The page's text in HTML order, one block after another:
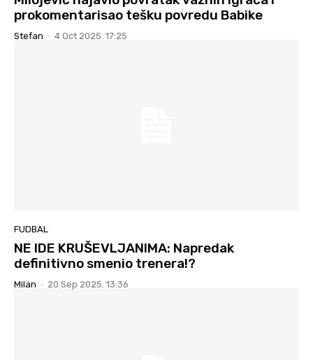
prokomentarisao tešku povredu Babike
Stefan - 4 Oct 2025. 17:25
FUDBAL
NE IDE KRUŠEVLJANIMA: Napredak
definitivno smenio trenera!?
Milan - 20 Sep 2025. 13:36